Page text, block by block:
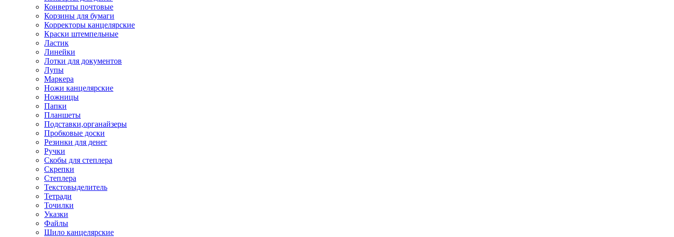
Конверты почтовые
Корзины для бумаги
Корректоры канцелярские
Краски штемпельные
Ластик
Линейки
Лотки для документов
Лупы
Маркера
Ножи канцелярские
Ножницы
Папки
Планшеты
Подставки,органайзеры
Пробковые доски
Резинки для денег
Ручки
Скобы для степлера
Скрепки
Степлера
Текстовыделитель
Тетради
Точилки
Указки
Файлы
Шило канцелярские